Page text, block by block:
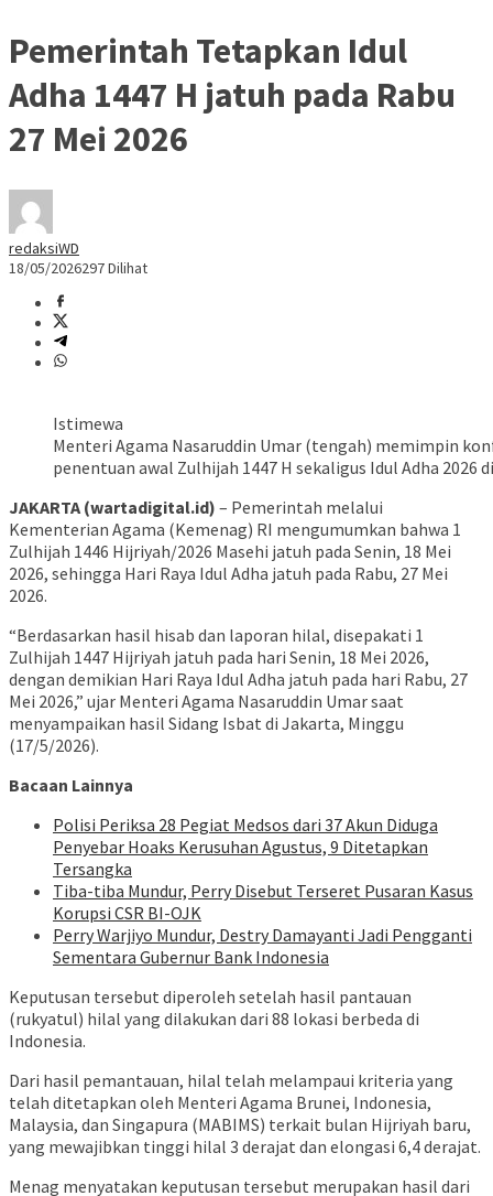
Pemerintah Tetapkan Idul
Adha 1447 H jatuh pada Rabu
27 Mei 2026
redaksiWD
18/05/2026297 Dilihat
Istimewa
Menteri Agama Nasaruddin Umar (tengah) memimpin
penentuan awal Zulhijah 1447 H sekaligus Idul Adha 2026
JAKARTA (wartadigital.id) – Pemerintah melalui
Kementerian Agama (Kemenag) RI mengumumkan bahwa 1
Zulhijah 1446 Hijriyah/2026 Masehi jatuh pada Senin, 18 Mei
2026, sehingga Hari Raya Idul Adha jatuh pada Rabu, 27 Mei
2026.
“Berdasarkan hasil hisab dan laporan hilal, disepakati 1
Zulhijah 1447 Hijriyah jatuh pada hari Senin, 18 Mei 2026,
dengan demikian Hari Raya Idul Adha jatuh pada hari Rabu, 27
Mei 2026,” ujar Menteri Agama Nasaruddin Umar saat
menyampaikan hasil Sidang Isbat di Jakarta, Minggu
(17/5/2026).
Bacaan Lainnya
Polisi Periksa 28 Pegiat Medsos dari 37 Akun Diduga
Penyebar Hoaks Kerusuhan Agustus, 9 Ditetapkan
Tersangka
Tiba-tiba Mundur, Perry Disebut Terseret Pusaran Kasus
Korupsi CSR BI-OJK
Perry Warjiyo Mundur, Destry Damayanti Jadi Pengganti
Sementara Gubernur Bank Indonesia
Keputusan tersebut diperoleh setelah hasil pantauan
(rukyatul) hilal yang dilakukan dari 88 lokasi berbeda di
Indonesia.
Dari hasil pemantauan, hilal telah melampaui kriteria yang
telah ditetapkan oleh Menteri Agama Brunei, Indonesia,
Malaysia, dan Singapura (MABIMS) terkait bulan Hijriyah baru,
yang mewajibkan tinggi hilal 3 derajat dan elongasi 6,4 derajat.
Menag menyatakan keputusan tersebut merupakan hasil dari